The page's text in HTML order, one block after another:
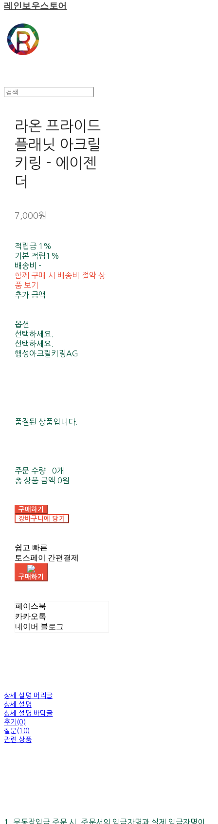
레인보우스토어
라온 프라이드
플래닛 아크릴
키링 - 에이젠
더
7,000원
적립금 1%
기본 적립 1%
배송비-
함께 구매 시 배송비 절약 상
품 보기
추가 금액
옵션
선택하세요.
선택하세요.
행성아크릴키링AG
품절된 상품입니다.
주문 수량
0개
총 상품 금액 0원
구매하기
장바구니에 담기
쉽고 빠른
토스페이 간편결제
구매하기
페이스북
카카오톡
네이버 블로그
상세 설명 머리글
상세 설명
상세 설명 바닥글
후기(0)
질문(10)
관련 상품
1. 무통장입금 주문 시, 주문서의 입금자명과 실제 입금자명이